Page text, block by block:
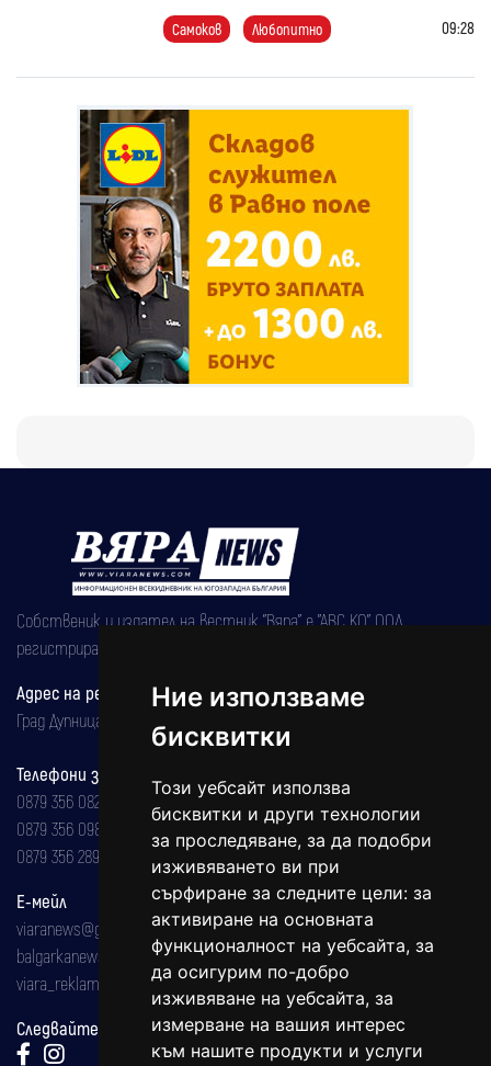
Ние използваме
бисквитки
Този уебсайт използва
бисквитки и други технологии
за проследяване, за да подобри
изживяването ви при
сърфиране за следните цели: за
активиране на основната
функционалност на уебсайта, за
да осигурим по-добро
изживяване на уебсайта, за
измерване на вашия интерес
към нашите продукти и услуги
Самоков Любопитно 09:28
Собственик и издател на вестник "Вяра" е "АВС КО" ООД,
регистрирана на 08.05.2002 година.
Адрес на редакцията
Град Дупница, ул.''Христо Ботев" 43
Телефони за реклама и абонаменти
0879 356 082
0879 356 098
0879 356 289
Е-мейл
viaranews@gmail.com
balgarkanews@gmail.com
viara_reklama@mail.bg
Следвайте ни: